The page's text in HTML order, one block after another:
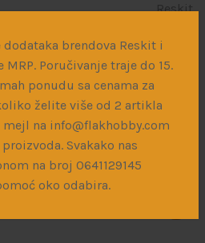
brendova Reskit i
Poručivanje traje do 15.
ponudu sa cenama za
želite više od 2 artikla
na info@flakhobby.com
Svakako nas
na broj 0641129145
oko odabira.
Reskit
versions) – F-4E, F, G, EJ
EJ